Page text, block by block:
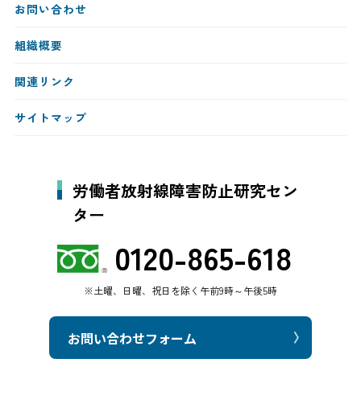
お問い合わせ
組織概要
関連リンク
サイトマップ
労働者放射線障害防止研究セン
ター
0120-865-618
※土曜、日曜、祝日を除く午前9時～午後5時
お問い合わせフォーム